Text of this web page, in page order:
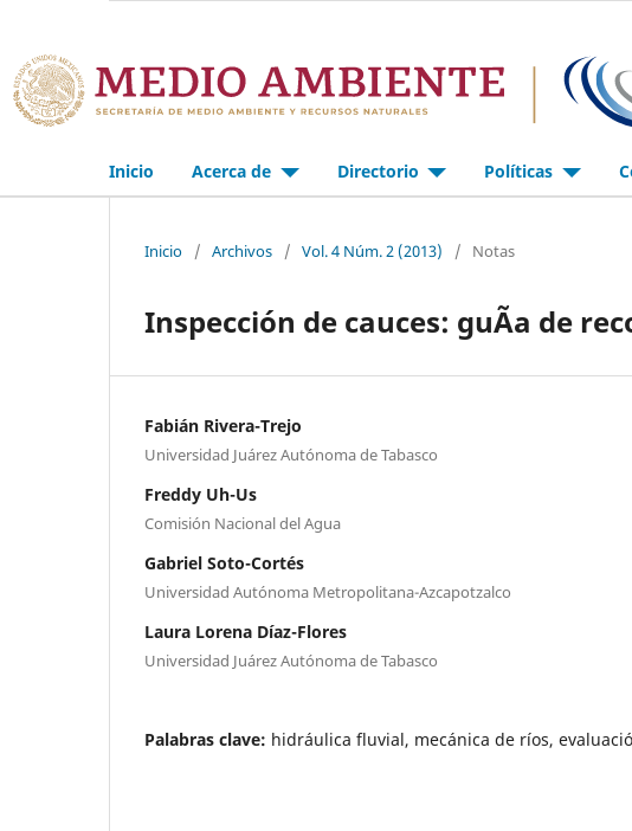
Inicio Acerca de Directorio Políticas
Inicio / Archivos / Vol. 4 Núm. 2 (2013) / Notas
Inspección de cauces: guÃ­a de
Fabián Rivera-Trejo
Universidad Juárez Autónoma de Tabasco
Freddy Uh-Us
Comisión Nacional del Agua
Gabriel Soto-Cortés
Universidad Autónoma Metropolitana-Azcapotzalco
Laura Lorena Díaz-Flores
Universidad Juárez Autónoma de Tabasco
Palabras clave: hidráulica fluvial, mecánica de rí­os,